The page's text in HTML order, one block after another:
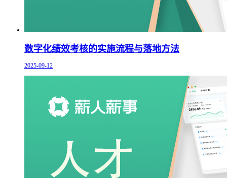
数字化绩效考核的实施流程与落地方法
2025-09-12